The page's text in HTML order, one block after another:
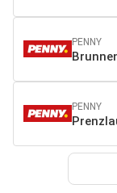
PENNY
PENNY